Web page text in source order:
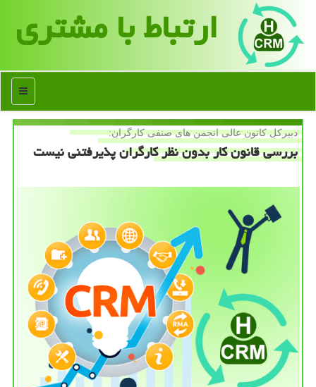
ارتباط با مشتری
منو
دبیركل كانون عالی انجمن های صنفی كارگران:
بررسی قانون كار بدون نظر كارگران پذیرفتنی نیست